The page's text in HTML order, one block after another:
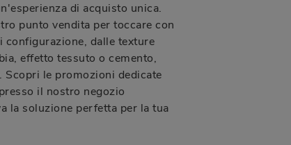
di acquisto unica.
punto vendita per toccare con
configurazione, dalle texture
effetto tessuto o cemento,
Scopri le promozioni dedicate
il nostro negozio
la soluzione perfetta per la tua